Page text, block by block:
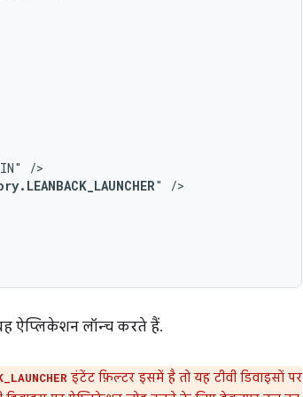
"
ऐप्लिकेशन लॉन्च करते हैं.
इंटेंट फ़िल्टर इसमें है तो यह टीवी डिवाइसों पर